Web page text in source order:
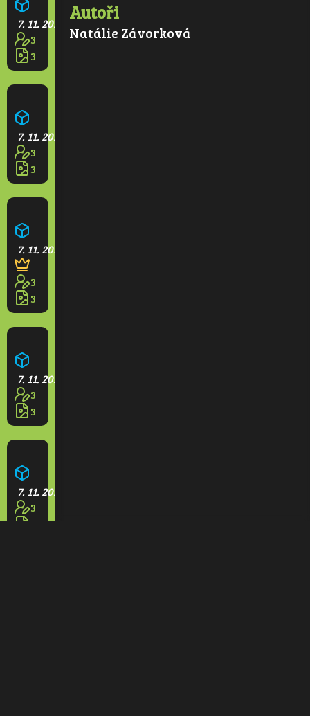
7. 11. 2025
3
3
7. 11. 2025
3
3
7. 11. 2025
3
3
7. 11. 2025
3
3
7. 11. 2025
3
Autoři
Natálie Závorková